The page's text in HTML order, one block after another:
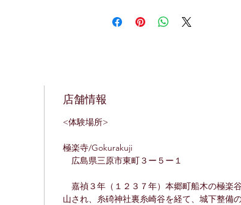
店舗情報
<体験場所>
極楽寺/Gokurakuji
広島県三原市東町３ー５ー１
嘉禎３年（１２３７年）本郷町船木の極楽
山され、糸碕神社裏糸崎谷を経て、城下整備